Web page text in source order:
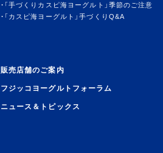
「手づくりカスピ海ヨーグルト」季節のご注意
「カスピ海ヨーグルト」手づくりQ&A
販売店舗のご案内
フジッコヨーグルトフォーラム
ニュース＆トピックス